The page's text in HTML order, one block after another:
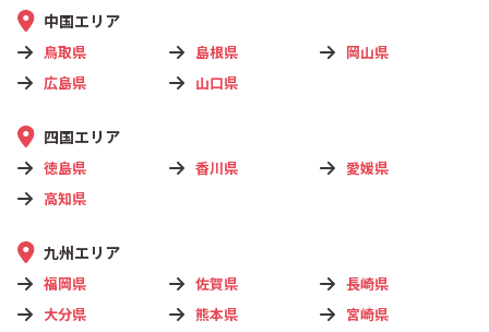
中国エリア
鳥取県 島根県
岡山県
広島県
山口県
四国エリア
徳島県 香川県
愛媛県
高知県
九州エリア
福岡県 佐賀県
長崎県
大分県
熊本県
宮崎県